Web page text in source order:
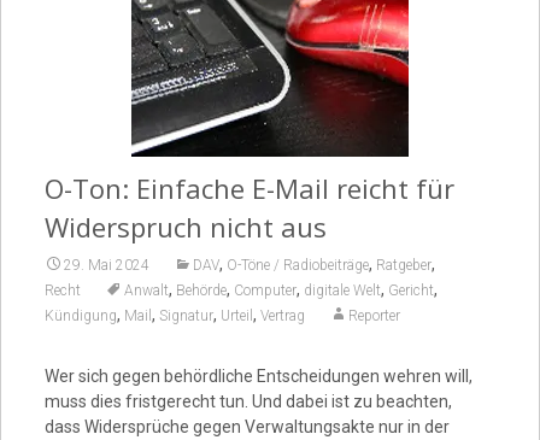
O-Ton: Einfache E-Mail reicht für
Widerspruch nicht aus
29. Mai 2024 DAV, O-Töne / Radiobeiträge, Ratgeber,
Recht Anwalt, Behörde, Computer, digitale Welt, Gericht,
Kündigung, Mail , Signatur, Urteil , Vertrag Reporter
Wer sich gegen behördliche Entscheidungen wehren will,
muss dies fristgerecht tun. Und dabei ist zu beachten,
dass Widersprüche gegen Verwaltungsakte nur in der